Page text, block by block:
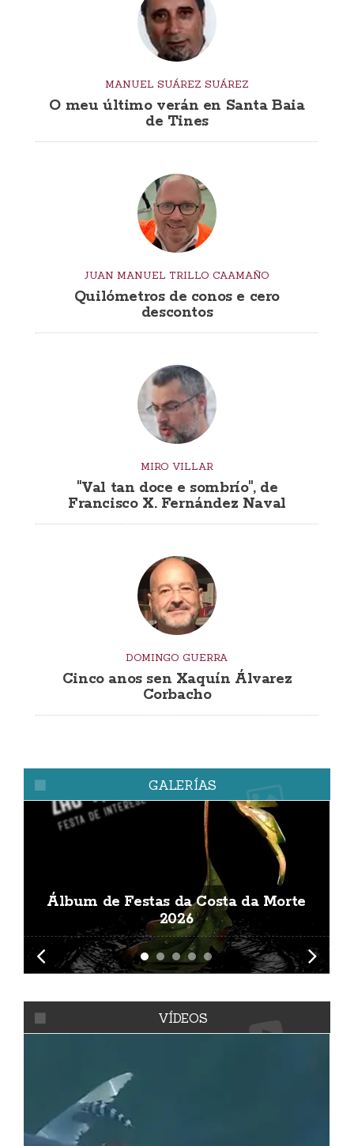
MANUEL SUÁREZ SUÁREZ
O meu último verán en Santa Baia
de Tines
JUAN MANUEL TRILLO CAAMAÑO
Quilómetros de conos e cero
descontos
MIRO VILLAR
"Val tan doce e sombrío", de
Francisco X. Fernández Naval
DOMINGO GUERRA
Cinco anos sen Xaquín Álvarez
Corbacho
GALERÍAS
Álbum de Festas da Costa da Morte
2026
VÍDEOS